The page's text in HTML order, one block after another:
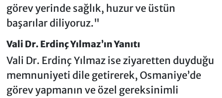
görev yerinde sağlık, huzur ve üstün
başarılar diliyoruz."
Vali Dr. Erdinç Yılmaz’ın Yanıtı
Vali Dr. Erdinç Yılmaz ise ziyaretten duyduğu
memnuniyeti dile getirerek, Osmaniye’de
görev yapmanın ve özel gereksinimli